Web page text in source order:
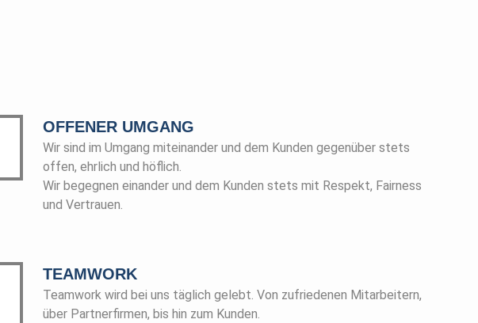
OFFENER UMGANG
Wir sind im Umgang miteinander und dem Kunden gegenüber stets
offen, ehrlich und höflich.
Wir begegnen einander und dem Kunden stets mit Respekt, Fairness
und Vertrauen.
TEAMWORK
Teamwork wird bei uns täglich gelebt. Von zufriedenen Mitarbeitern,
über Partnerfirmen, bis hin zum Kunden.